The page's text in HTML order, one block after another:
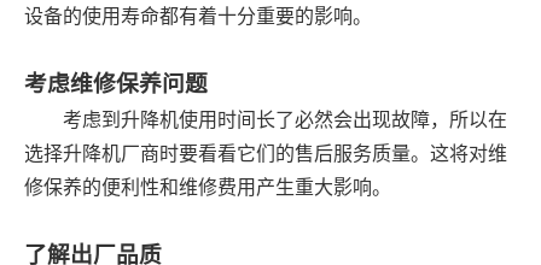
设备的使用寿命都有着十分重要的影响。
考虑维修保养问题
考虑到升降机使用时间长了必然会出现故障，所以在
选择升降机厂商时要看看它们的售后服务质量。这将对维
修保养的便利性和维修费用产生重大影响。
了解出厂品质